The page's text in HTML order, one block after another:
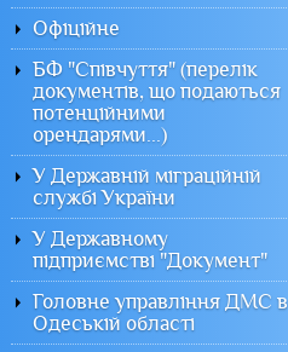
Офiцiйне
БФ "Співчуття" (перелік
документів, що подаються
потенційними
орендарями...)
У Державній міграційній
службі України
У Державному
підприємстві "Документ"
Головне управління ДМС в
Одеській області